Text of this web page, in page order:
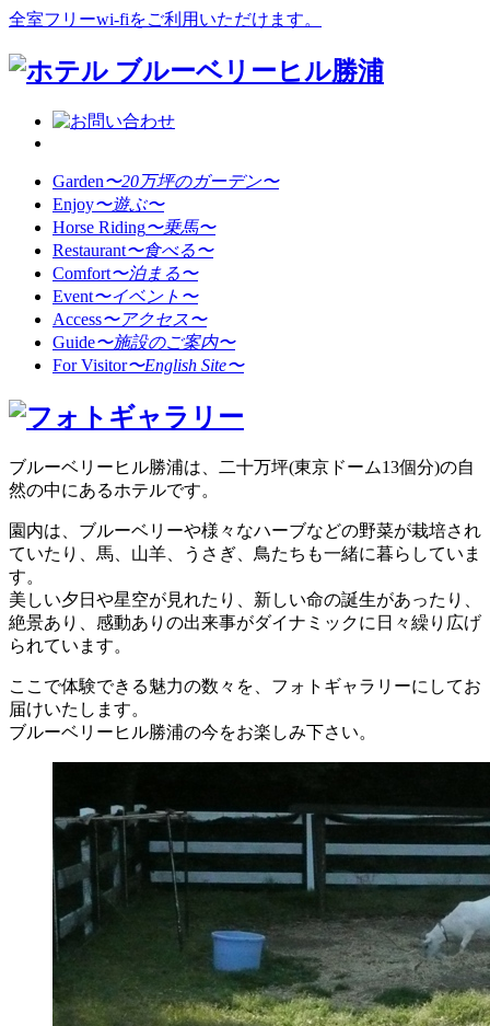
全室フリーwi-fiをご利用いただけます。
Garden〜20万坪のガーデン〜
Enjoy〜遊ぶ〜
Horse Riding〜乗馬〜
Restaurant〜食べる〜
Comfort〜泊まる〜
Event〜イベント〜
Access〜アクセス〜
Guide〜施設のご案内〜
For Visitor〜English Site〜
ブルーベリーヒル勝浦は、二十万坪(東京ドーム13個分)の自
然の中にあるホテルです。
園内は、ブルーベリーや様々なハーブなどの野菜が栽培され
ていたり、馬、山羊、うさぎ、鳥たちも一緒に暮らしていま
す。
美しい夕日や星空が見れたり、新しい命の誕生があったり、
絶景あり、感動ありの出来事がダイナミックに日々繰り広げ
られています。
ここで体験できる魅力の数々を、フォトギャラリーにしてお
届けいたします。
ブルーベリーヒル勝浦の今をお楽しみ下さい。